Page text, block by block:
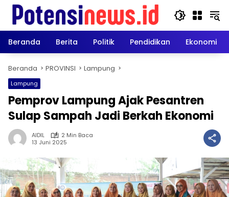
Langsung
konten
Beranda
Berita Politik Pendidikan Ekonomi
Beranda PROVINSI Lampung
Lampung
Pemprov Lampung Ajak Pesantren
Sulap Sampah Jadi Berkah Ekonomi
AIDIL
2 Min Baca
13 Juni 2025